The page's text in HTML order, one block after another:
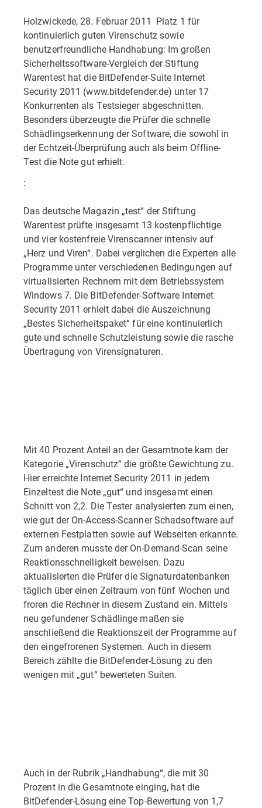
Holzwickede, 28. Februar 2011  Platz 1 für
kontinuierlich guten Virenschutz sowie
benutzerfreundliche Handhabung: Im großen
Sicherheitssoftware-Vergleich der Stiftung
Warentest hat die BitDefender-Suite Internet
Security 2011 (www.bitdefender.de) unter 17
Konkurrenten als Testsieger abgeschnitten.
Besonders überzeugte die Prüfer die schnelle
Schädlingserkennung der Software, die sowohl in
der Echtzeit-Überprüfung auch als beim Offline-
Test die Note gut erhielt.
:
Das deutsche Magazin „test“ der Stiftung
Warentest prüfte insgesamt 13 kostenpflichtige
und vier kostenfreie Virenscanner intensiv auf
„Herz und Viren“. Dabei verglichen die Experten alle
Programme unter verschiedenen Bedingungen auf
virtualisierten Rechnern mit dem Betriebssystem
Windows 7. Die BitDefender-Software Internet
Security 2011 erhielt dabei die Auszeichnung
„Bestes Sicherheitspaket“ für eine kontinuierlich
gute und schnelle Schutzleistung sowie die rasche
Übertragung von Virensignaturen.
Mit 40 Prozent Anteil an der Gesamtnote kam der
Kategorie „Virenschutz“ die größte Gewichtung zu.
Hier erreichte Internet Security 2011 in jedem
Einzeltest die Note „gut“ und insgesamt einen
Schnitt von 2,2. Die Tester analysierten zum einen,
wie gut der On-Access-Scanner Schadsoftware auf
externen Festplatten sowie auf Webseiten erkannte.
Zum anderen musste der On-Demand-Scan seine
Reaktionsschnelligkeit beweisen. Dazu
aktualisierten die Prüfer die Signaturdatenbanken
täglich über einen Zeitraum von fünf Wochen und
froren die Rechner in diesem Zustand ein. Mittels
neu gefundener Schädlinge maßen sie
anschließend die Reaktionszeit der Programme auf
den eingefrorenen Systemen. Auch in diesem
Bereich zählte die BitDefender-Lösung zu den
wenigen mit „gut“ bewerteten Suiten.
Auch in der Rubrik „Handhabung“, die mit 30
Prozent in die Gesamtnote einging, hat die
BitDefender-Lösung eine Top-Bewertung von 1,7